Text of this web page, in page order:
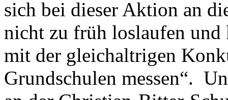
sich bei dieser Aktion an
nicht zu früh loslaufen
mit der gleichaltrigen
Grundschulen messen“.